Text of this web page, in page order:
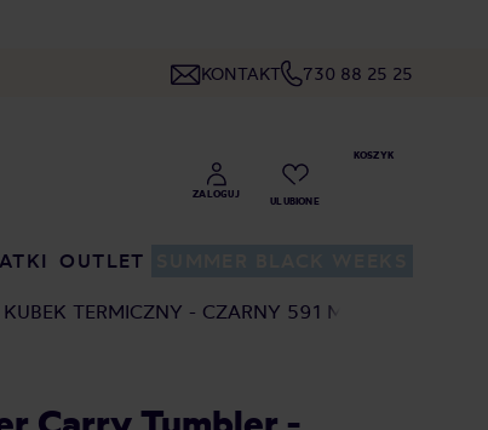
KONTAKT 730 88 25 25
OUTLET
TERMICZNY - CZARNY 591 ML